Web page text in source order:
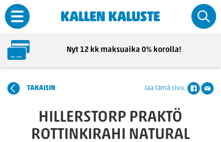
Nyt 12 kk maksuaika 0% korolla!
TAKAISIN Jaa tämä sivu:
HILLERSTORP PRAKTÖ
ROTTINKIRAHI NATURAL